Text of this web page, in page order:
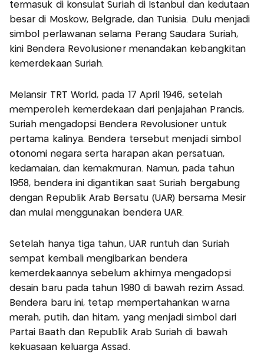
termasuk di konsulat Suriah di Istanbul dan kedutaan
besar di Moskow, Belgrade, dan Tunisia. Dulu menjadi
simbol perlawanan selama Perang Saudara Suriah,
kini Bendera Revolusioner menandakan kebangkitan
kemerdekaan Suriah.
Melansir TRT World, pada 17 April 1946, setelah
memperoleh kemerdekaan dari penjajahan Prancis,
Suriah mengadopsi Bendera Revolusioner untuk
pertama kalinya. Bendera tersebut menjadi simbol
otonomi negara serta harapan akan persatuan,
kedamaian, dan kemakmuran. Namun, pada tahun
1958, bendera ini digantikan saat Suriah bergabung
dengan Republik Arab Bersatu (UAR) bersama Mesir
dan mulai menggunakan bendera UAR.
Setelah hanya tiga tahun, UAR runtuh dan Suriah
sempat kembali mengibarkan bendera
kemerdekaannya sebelum akhirnya mengadopsi
desain baru pada tahun 1980 di bawah rezim Assad.
Bendera baru ini, tetap mempertahankan warna
merah, putih, dan hitam, yang menjadi simbol dari
Partai Baath dan Republik Arab Suriah di bawah
kekuasaan keluarga Assad.